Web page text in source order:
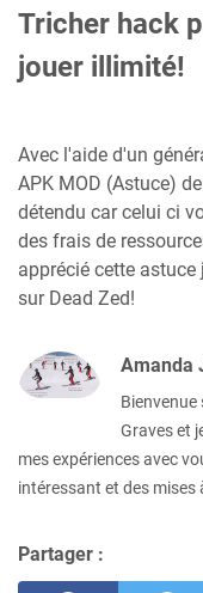
Tricher hack
jouer illimité!
Avec l'aide d'un
APK MOD (Astuce)
détendu car celui ci
des frais de
apprécié cette
sur Dead Zed!
Amanda
Graves et
mes expériences avec
intéressant et des mises
Partager :